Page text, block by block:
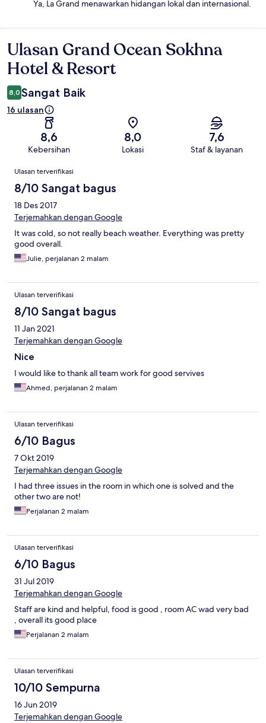
Ya, La Grand menawarkan hidangan lokal dan internasional.
Ulasan
Ulasan Grand Ocean Sokhna
Hotel & Resort
8,0 Sangat Baik
16 ulasan
8,6
Kebersihan
8,0
Lokasi
7,6
Staf & layanan
Ulasan
Ulasan terverifikasi
8/10 Sangat bagus
18 Des 2017
Terjemahkan dengan Google
It was cold, so not really beach weather. Everything was pretty
good overall.
Julie, perjalanan 2 malam
Ulasan terverifikasi
8/10 Sangat bagus
11 Jan 2021
Terjemahkan dengan Google
Nice
I would like to thank all team work for good servives
Ahmed, perjalanan 2 malam
Ulasan terverifikasi
6/10 Bagus
7 Okt 2019
Terjemahkan dengan Google
I had three issues in the room in which one is solved and the
other two are not!
Perjalanan 2 malam
Ulasan terverifikasi
6/10 Bagus
31 Jul 2019
Terjemahkan dengan Google
Staff are kind and helpful, food is good , room AC wad very bad
, overall its good place
Perjalanan 2 malam
Ulasan terverifikasi
10/10 Sempurna
16 Jun 2019
Terjemahkan dengan Google